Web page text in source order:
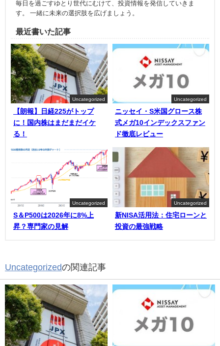
毎日を過ごすゆとり世代にむけて、投資情報を発信していきま
す。 一緒に未来の選択肢を広げましょう。
最近書いた記事
Uncategorized
【朗報】日経225がトップ
に！国内株はまだまだイケ
る！
Uncategorized
ニッセイ・S米国グロース株
式メガ10インデックスファン
ド徹底レビュー
Uncategorized
S＆P500は2026年に8%上
昇？専門家の見解
Uncategorized
新NISA活用法：住宅ローンと
投資の最強戦略
Uncategorizedの関連記事